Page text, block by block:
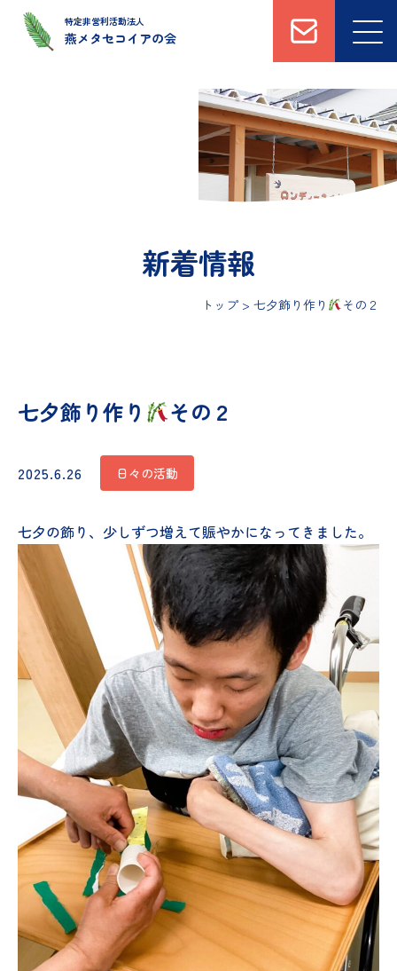
特定非営利活動法人
燕メタセコイアの会
新着情報
トップ >七夕飾り作り その２
七夕飾り作り その２
2025.6.26 日々の活動
七夕の飾り、少しずつ増えて賑やかになってきました。